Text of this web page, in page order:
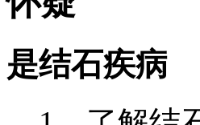
是结石疾病